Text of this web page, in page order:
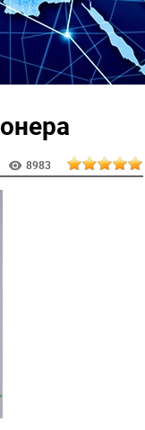
8983